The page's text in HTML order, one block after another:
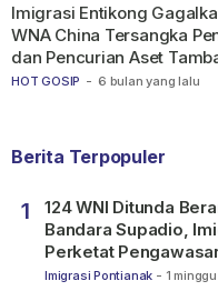
HOT GOSIP - 6 bulan yang lalu
Imigrasi Entikong
WNA China Tersangka
dan Pencurian Aset
Ketapang
Berita Terpopuler
1
124 WNI Ditunda
Bandara Supadio,
Perketat
Nonprosedural
Imigrasi Pontianak - 1